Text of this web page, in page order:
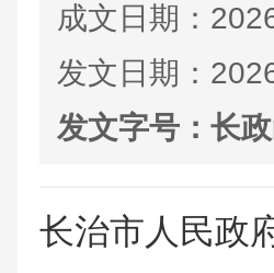
成文日期：
发文日期：
发文字号： 长
长治市人民政